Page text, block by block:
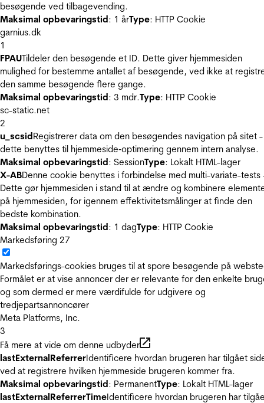
besøgende ved tilbagevending.
Maksimal opbevaringstid: 1 årType: HTTP Cookie
garnius.dk
1
FPAUTildeler den besøgende et ID. Dette giver hjemmesiden
mulighed for bestemme antallet af besøgende, ved ikke at
den samme besøgende flere gange.
Maksimal opbevaringstid: 3 mdr.Type: HTTP Cookie
sc-static.net
2
u_scsidRegistrerer data om den besøgendes navigation på sitet -
dette benyttes til hjemmeside‐optimering gennem intern analyse.
Maksimal opbevaringstid: SessionType: Lokalt HTML-lager
X-ABDenne cookie benyttes i forbindelse med multi-variate-tests
Dette gør hjemmesiden i stand til at ændre og kombinere
på hjemmesiden, for igennem effektivitetsmålinger at finde den
bedste kombination.
Maksimal opbevaringstid: 1 dagType: HTTP Cookie
Markedsføring 27
Markedsførings-cookies bruges til at spore besøgende på
Formålet er at vise annoncer der er relevante for den enkelte
og som dermed er mere værdifulde for udgivere og
tredjepartsannoncører
Meta Platforms, Inc.
3
Få mere at vide om denne udbyder
lastExternalReferrerIdentificere hvordan brugeren har tilgået
ved at registrere hvilken hjemmeside brugeren kommer fra.
Maksimal opbevaringstid: PermanentType: Lokalt HTML-lager
lastExternalReferrerTimeIdentificere hvordan brugeren har